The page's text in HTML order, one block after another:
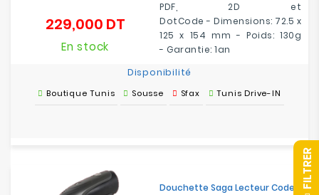
PDF, 2D et
DotCode - Dimensions: 72.5 x
125 x 154 mm - Poids: 130g
- Garantie: 1an
229,000 DTPrix
En stock
Disponibilité
Boutique Tunis Sousse Sfax Tunis Drive-IN
Douchette Saga Lecteur Code R